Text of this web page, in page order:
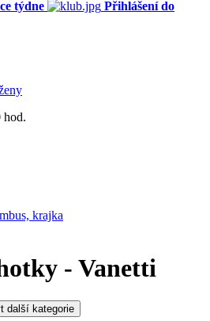
týdne
Přihlášení do
hod.
krajka
- Vanetti
další kategorie